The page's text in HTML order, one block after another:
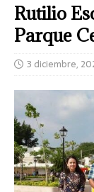
Rutilio
Parque
3 diciembre,